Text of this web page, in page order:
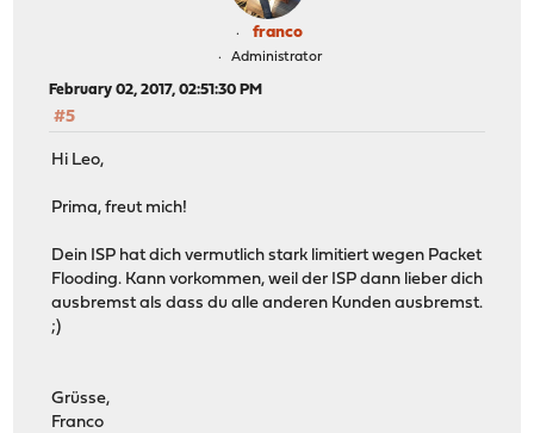
franco
Administrator
February 02, 2017, 02:51:30 PM
#5
Hi Leo,
Prima, freut mich!
Dein ISP hat dich vermutlich stark limitiert wegen Packet
Flooding. Kann vorkommen, weil der ISP dann lieber dich
ausbremst als dass du alle anderen Kunden ausbremst.
;)
Grüsse,
Franco